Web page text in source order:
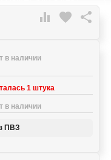
 favorite 
в наличии
1 штука
в наличии
ПВЗ